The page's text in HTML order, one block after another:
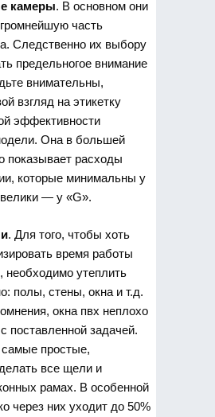
камеры. В основном они
часть
Следственно их выбору
предельногое внимание
внимательны,
взгляд на этикетку
эффективности
Она в большей
показывает расходы
которые минимальны у
— у «G».
. Для того, чтобы хоть
время работы
необходимо утеплить
полы, стены, окна и т.д.
окна пвх неплохо
поставленной задачей.
простые,
все щели и
рамах. В особенной
через них уходит до 50%